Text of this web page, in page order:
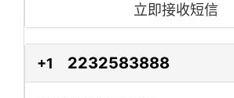
立即接收短信
+1 2232583888